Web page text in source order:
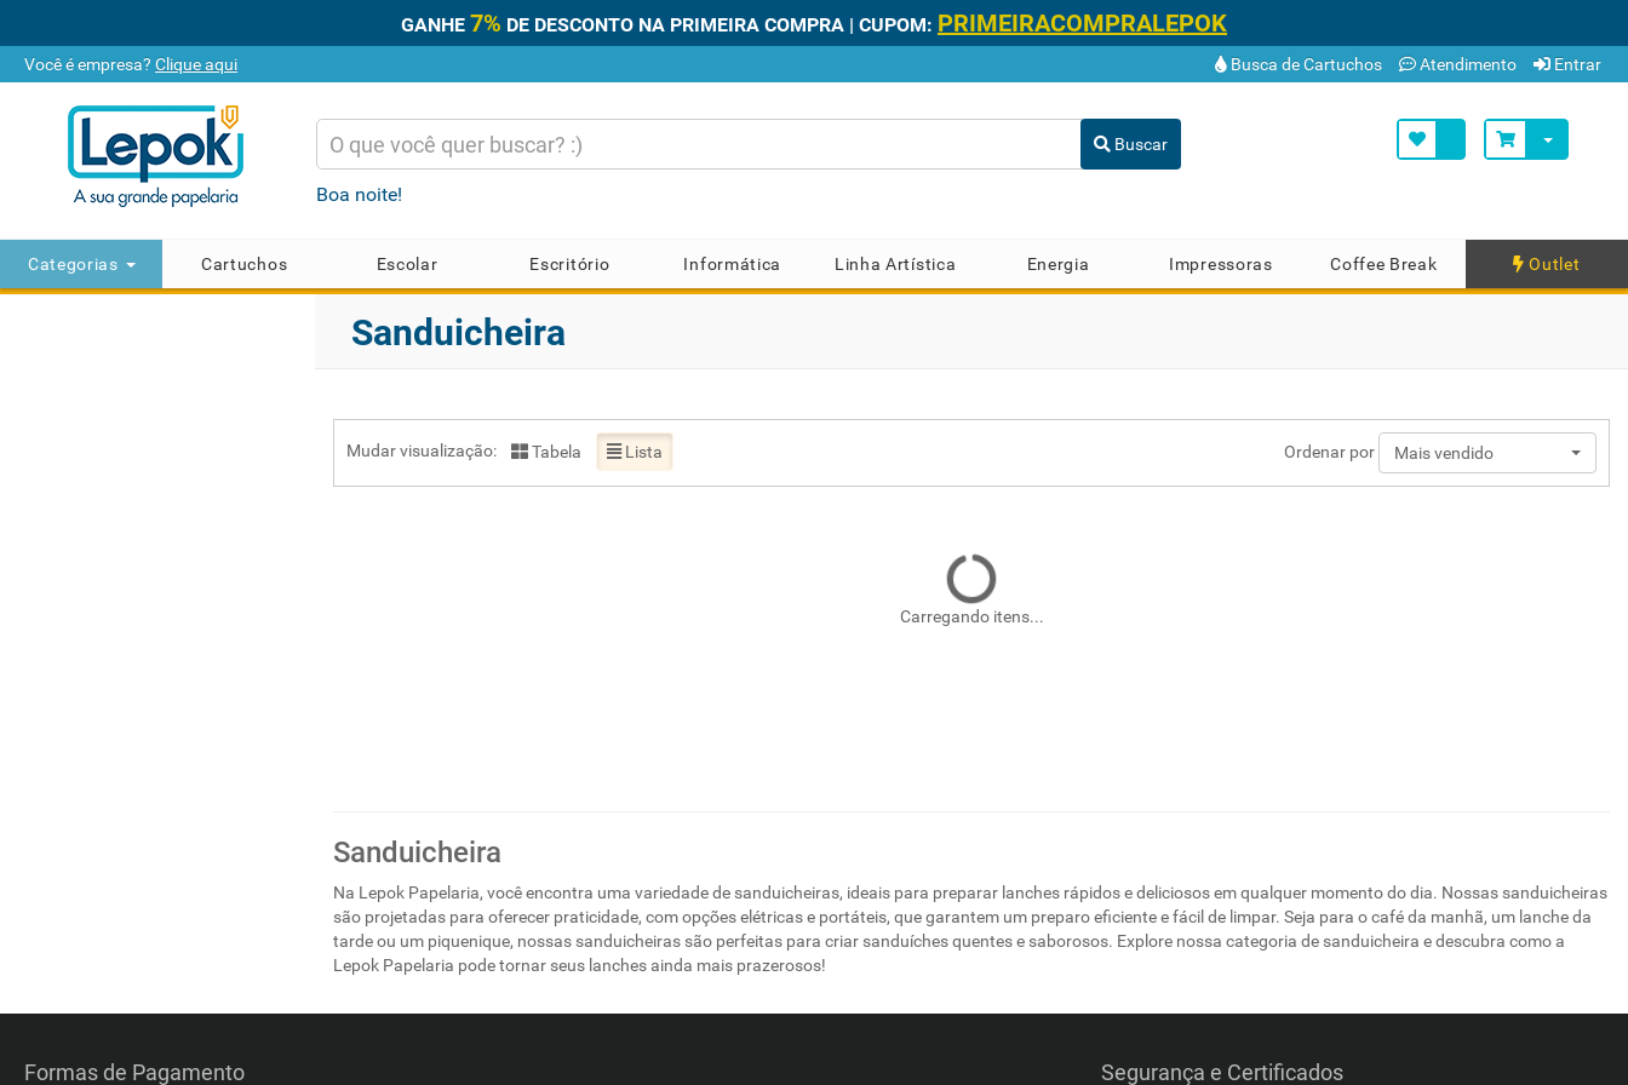
GANHE 7% DE DESCONTO NA PRIMEIRA COMPRA | CUPOM: PRIMEIRACOMPRALEPOK
Você é empresa? Clique aqui Busca de Cartuchos Atendimento Entrar
Buscar
Boa noite!
Categorias Cartuchos Escolar Escritório Informática Linha Artística Energia Impressoras Coffee Break Outlet
Sanduicheira
Mudar visualização: Tabela Lista Ordenar por Mais vendido
Carregando itens...
Sanduicheira
Na Lepok Papelaria, você encontra uma variedade de sanduicheiras, ideais para preparar lanches rápidos e deliciosos em qualquer momento do dia. Nossas sanduicheiras
são projetadas para oferecer praticidade, com opções elétricas e portáteis, que garantem um preparo eficiente e fácil de limpar. Seja para o café da manhã, um lanche da
tarde ou um piquenique, nossas sanduicheiras são perfeitas para criar sanduíches quentes e saborosos. Explore nossa categoria de sanduicheira e descubra como a
Lepok Papelaria pode tornar seus lanches ainda mais prazerosos!
Formas de Pagamento Segurança e Certificados